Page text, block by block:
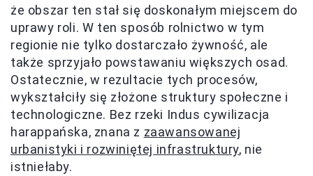
że obszar ten stał się doskonałym miejscem do
uprawy roli. W ten sposób rolnictwo w tym
regionie nie tylko dostarczało żywność, ale
także sprzyjało powstawaniu większych osad.
Ostatecznie, w rezultacie tych procesów,
wykształciły się złożone struktury społeczne i
technologiczne. Bez rzeki Indus cywilizacja
harappańska, znana z zaawansowanej
urbanistyki i rozwiniętej infrastruktury, nie
istniełaby.